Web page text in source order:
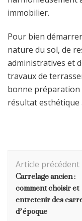
immobilier.
Pour bien
nature du sol, de
administratives et
travaux de
bonne
résultat esthétique
d'article
Article précédent
Carrelage ancien :
comment choisir et
entretenir des
d’époque